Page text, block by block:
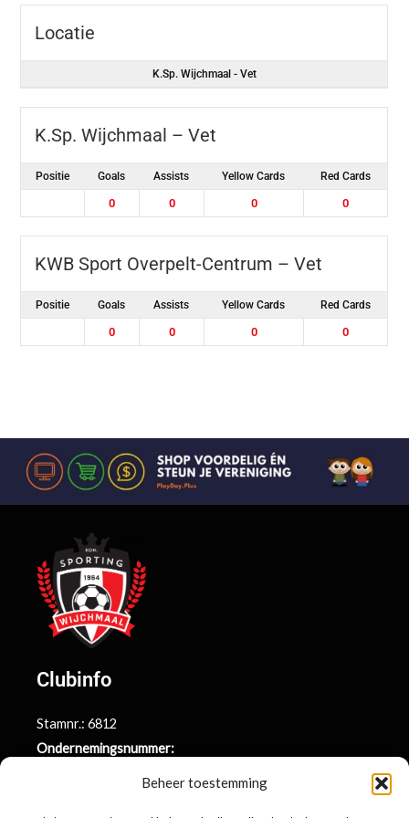
Beheer toestemming
Locatie
K.Sp. Wijchmaal - Vet
K.Sp. Wijchmaal – Vet
Positie Goals Assists Yellow Cards Red Cards
0 0 0 0
KWB Sport Overpelt-Centrum – Vet
Positie Goals Assists Yellow Cards Red Cards
0 0 0 0
Clubinfo
Stamnr.: 6812
Ondernemingsnummer: